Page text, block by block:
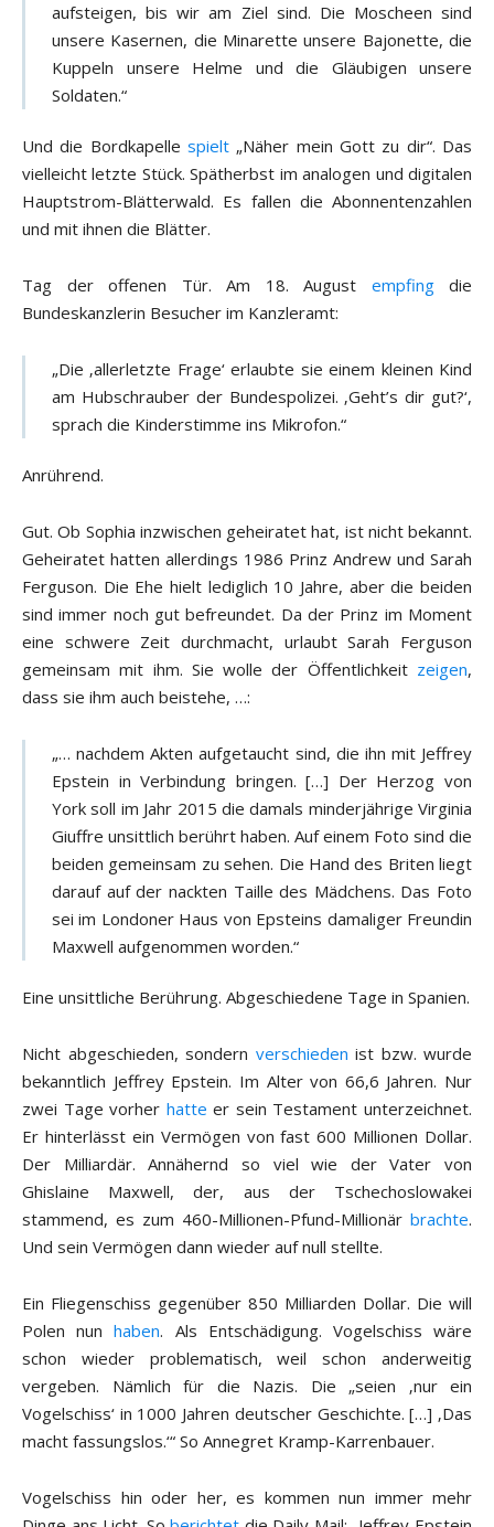
aufsteigen, bis wir am Ziel sind. Die Moscheen sind
unsere Kasernen, die Minarette unsere Bajonette, die
Kuppeln unsere Helme und die Gläubigen unsere
Soldaten.“
Und die Bordkapelle spielt „Näher mein Gott zu dir“. Das
vielleicht letzte Stück. Spätherbst im analogen und digitalen
Hauptstrom-Blätterwald. Es fallen die Abonnentenzahlen
und mit ihnen die Blätter.
Tag der offenen Tür. Am 18. August empfingdie
Bundeskanzlerin Besucher im Kanzleramt:
„Die ‚allerletzte Frage‘ erlaubte sie einem kleinen Kind
am Hubschrauber der Bundespolizei. ‚Geht’s dir gut?‘,
sprach die Kinderstimme ins Mikrofon.“
Anrührend.
Gut. Ob Sophia inzwischen geheiratet hat, ist nicht bekannt.
Geheiratet hatten allerdings 1986 Prinz Andrew und Sarah
Ferguson. Die Ehe hielt lediglich 10 Jahre, aber die beiden
sind immer noch gut befreundet. Da der Prinz im Moment
eine schwere Zeit durchmacht, urlaubt Sarah Ferguson
gemeinsam mit ihm. Sie wolle der Öffentlichkeit zeigen,
dass sie ihm auch beistehe, …:
„… nachdem Akten aufgetaucht sind, die ihn mit Jeffrey
Epstein in Verbindung bringen. […] Der Herzog von
York soll im Jahr 2015 die damals minderjährige Virginia
Giuffre unsittlich berührt haben. Auf einem Foto sind die
beiden gemeinsam zu sehen. Die Hand des Briten liegt
darauf auf der nackten Taille des Mädchens. Das Foto
sei im Londoner Haus von Epsteins damaliger Freundin
Maxwell aufgenommen worden.“
Eine unsittliche Berührung. Abgeschiedene Tage in Spanien.
Nicht abgeschieden, sondern verschieden ist bzw. wurde
bekanntlich Jeffrey Epstein. Im Alter von 66,6 Jahren. Nur
zwei Tage vorher hatte er sein Testament unterzeichnet.
Er hinterlässt ein Vermögen von fast 600 Millionen Dollar.
Der Milliardär. Annähernd so viel wie der Vater von
Ghislaine Maxwell, der, aus der Tschechoslowakei
stammend, es zum 460-Millionen-Pfund-Millionär brachte.
Und sein Vermögen dann wieder auf null stellte.
Ein Fliegenschiss gegenüber 850 Milliarden Dollar. Die will
Polen nunhaben. Als Entschädigung. Vogelschiss wäre
schon wieder problematisch, weil schon anderweitig
vergeben. Nämlich für die Nazis. Die „seien ‚nur ein
Vogelschiss‘ in 1000 Jahren deutscher Geschichte. […] ‚Das
macht fassungslos.‘“ So Annegret Kramp-Karrenbauer.
Vogelschiss hin oder her, es kommen nun immer mehr